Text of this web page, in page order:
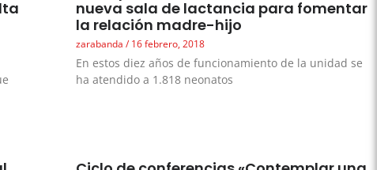
nueva sala de lactancia para fomentar
la relación madre-hijo
zarabanda 16 febrero, 2018
En estos diez años de funcionamiento de la unidad se
ha atendido a 1.818 neonatos